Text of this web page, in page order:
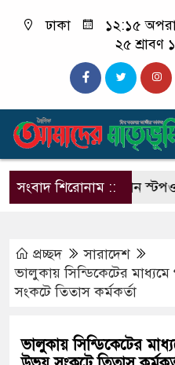
ঢাকা
১২:১৫
২৫ শ্রাবণ
সংবাদ শিরোনাম ::
নগর গুলিস্তান স্টপওভার
প্রচ্ছদ
সারাদেশ
ভালুকায় সিন্ডিকেটের
সংকটে তিতাস কর্মকর্তা
ভালুকায় সিন্ডিকেটের